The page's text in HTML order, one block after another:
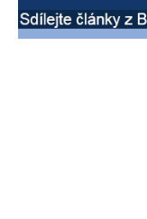
SOCIÁLNÍ SÍTĚ